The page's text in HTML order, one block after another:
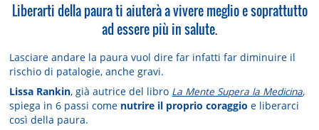
Liberarti della paura ti aiuterà a vivere meglio e soprattutto
ad essere più in salute.
Lasciare andare la paura vuol dire far infatti far diminuire il
rischio di patalogie, anche gravi.
Lissa Rankin, già autrice del libro La Mente Supera la Medicina,
spiega in 6 passi come nutrire il proprio coraggio e liberarci
così della paura.